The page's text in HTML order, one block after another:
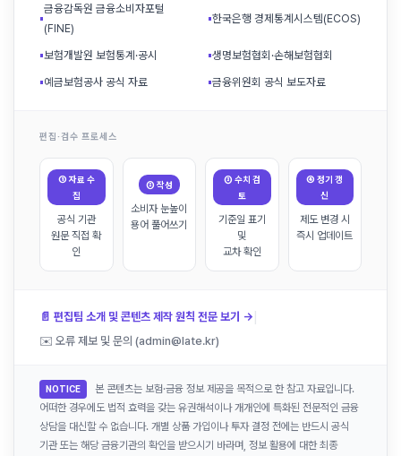
▪
금융감독원 금융소비자포털
(FINE)
▪한국은행 경제통계시스템(ECOS)
▪보험개발원 보험통계·공시 ▪생명보험협회·손해보험협회
▪예금보험공사 공식 자료 ▪금융위원회 공식 보도자료
편집·검수 프로세스
① 자료 수
집
공식 기관
원문 직접 확
인
② 작성
소비자 눈높이
용어 풀어쓰기
③ 수치 검
토
기준일 표기
및
교차 확인
④ 정기 갱
신
제도 변경 시
즉시 업데이트
📄 편집팀 소개 및 콘텐츠 제작 원칙 전문 보기 → |
✉️ 오류 제보 및 문의 (admin@late.kr)
NOTICE
본 콘텐츠는 보험·금융 정보 제공을 목적으로 한 참고 자료입니다.
어떠한 경우에도 법적 효력을 갖는 유권해석이나 개개인에 특화된 전문적인 금융
상담을 대신할 수 없습니다. 개별 상품 가입이나 투자 결정 전에는 반드시 공식
기관 또는 해당 금융기관의 확인을 받으시기 바라며, 정보 활용에 대한 최종